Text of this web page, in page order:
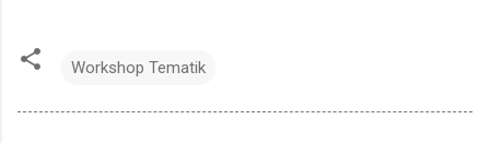
Workshop Tematik